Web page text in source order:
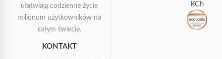
ułatwiają codzienne życie
milionom użytkowników na
całym świecie.
KONTAKT
KCh